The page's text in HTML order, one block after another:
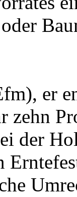
(Vfm),
er
zehn
der